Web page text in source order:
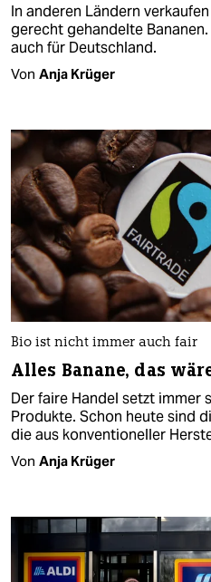
In anderen Ländern
gerecht gehandelte
auch für Deutschland.
Von Anja Krüger
Bio ist nicht immer auch fair
Alles Banane, das
Der faire Handel setzt immer
Produkte. Schon heute sind
die aus konventioneller
Von Anja Krüger